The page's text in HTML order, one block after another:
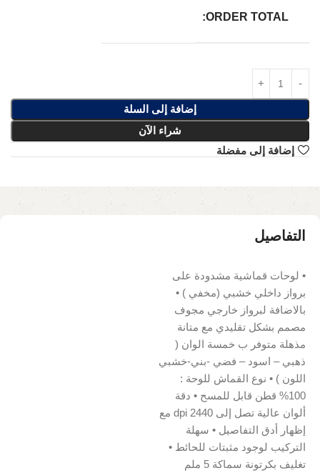
ORDER TOTAL:
إضافة إلى السلة
شراء الآن
إضافة إلى مفضلة
التفاصيل
• لوحات قماشية مشدودة على
برواز داخلي خشبي (مخفي ) •
بالاضافة لبرواز خارجي مجوف
مصمم بشكل تقليدي مع متانة
مذهلة متوفر ب خمسة الوان (
ذهبي – اسود – فضي -بني-خشبي
اللون ) • نوع القماش للوحة :
100% قطن قابل للمسح • دقة
ألوان عالية تصل إلى 2440 dpi مع
إظهار أدق التفاصيل • سهلة
التركيب لوجود مثبتات للحائط •
تغليف بكرتونة سماكة 5 ملم